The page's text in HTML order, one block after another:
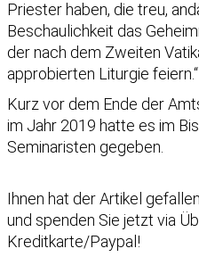
Priester haben, die treu,
Beschaulichkeit das
der nach dem Zweiten
approbierten Liturgie feiern.“
Kurz vor dem Ende der
im Jahr 2019 hatte es im
Seminaristen gegeben.
Ihnen hat der Artikel
und spenden Sie jetzt via
Kreditkarte/Paypal!